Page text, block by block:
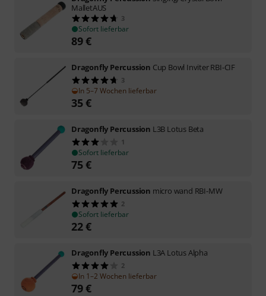
MalletAUS
3
Sofort lieferbar
89€
Dragonfly Percussion Cup Bowl Inviter RBI-CIF
3
In 5–7 Wochen lieferbar
35€
Dragonfly Percussion L3B Lotus Beta
1
Sofort lieferbar
75€
Dragonfly Percussion micro wand RBI-MW
2
Sofort lieferbar
22€
Dragonfly Percussion L3A Lotus Alpha
2
In 1–2 Wochen lieferbar
79€